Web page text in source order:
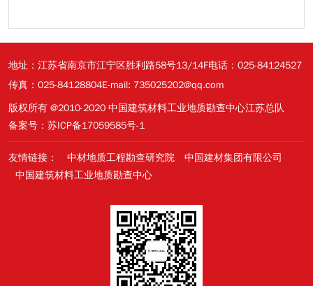
地址：江苏省南京市江宁区胜利路58号13/14F电话：025-84124527
传真：025-84128804E-mail: 735025202@qq.com
版权所有 @2010-2020 中国建筑材料工业地质勘查中心江苏总队
备案号：苏ICP备17059585号-1
友情链接： 中材地质工程勘查研究院
中国建材集团有限公司
中国建筑材料工业地质勘查中心